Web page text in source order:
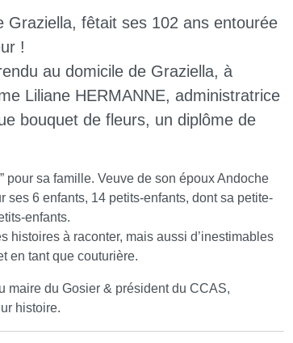
Graziella, fêtait ses 102 ans entourée
!
au domicile de Graziella, à
Liliane HERMANNE, administratrice
bouquet de fleurs, un diplôme de
pour sa famille. Veuve de son époux Andoche
6 enfants, 14 petits-enfants, dont sa petite-
enfants.
histoires à raconter, mais aussi d’inestimables
en tant que couturière.
maire du Gosier & président du CCAS,
histoire.